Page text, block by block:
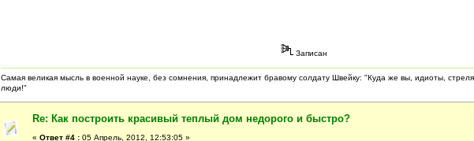
Записан
Самая великая мысль в военной науке, без сомнения, принадлежит бравому солдату Швейку: "Куда же вы, идиоты,
люди!"
Re: Как построить красивый теплый дом недорого и быстро?
« Ответ #4 : 05 Апрель, 2012, 12:53:05 »